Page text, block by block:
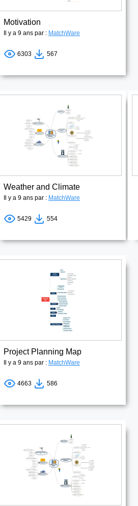
Motivation
Il y a 9 ans par : MatchWare
6303 567
Weather and Climate
Il y a 9 ans par : MatchWare
5429 554
Project Planning Map
Il y a 9 ans par : MatchWare
4663 586